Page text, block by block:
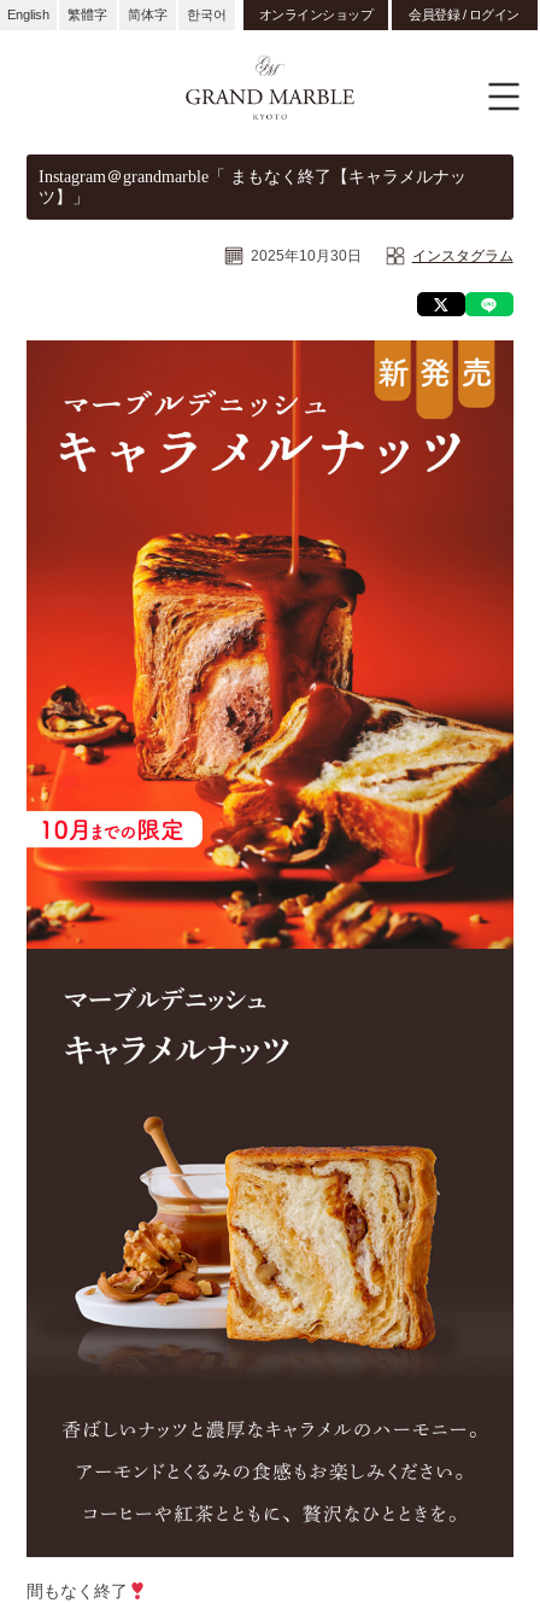
English 繁體字 简体字 한국어 オンラインショップ 会員登録 / ログイン
Instagram＠grandmarble「 まもなく終了【キャラメルナッ
ツ】」
2025年10月30日 インスタグラム
間もなく終了